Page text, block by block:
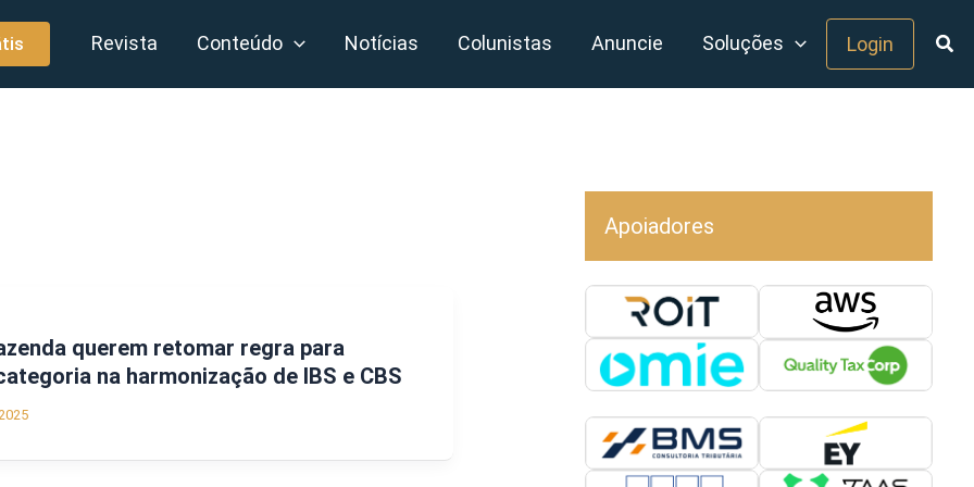
Revista Conteúdo Notícias Colunistas Anuncie Soluções Login
querem retomar regra para
na harmonização de IBS e CBS
Apoiadores